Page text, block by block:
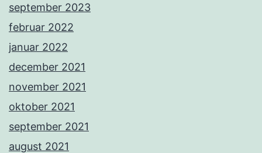
september 2023
februar 2022
januar 2022
december 2021
november 2021
oktober 2021
september 2021
august 2021